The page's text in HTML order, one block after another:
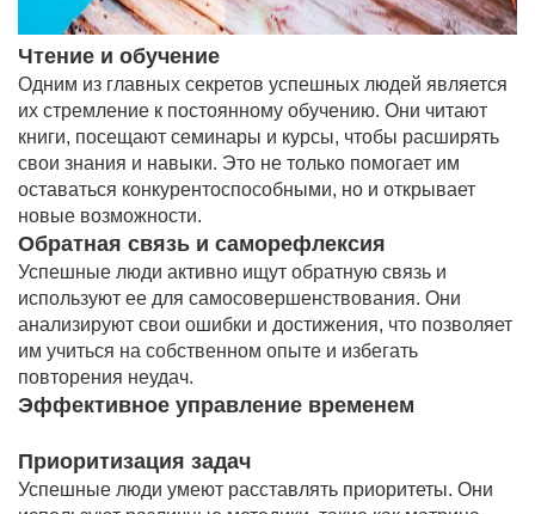
Чтение и обучение
Одним из главных секретов успешных людей является
их стремление к постоянному обучению. Они читают
книги, посещают семинары и курсы, чтобы расширять
свои знания и навыки. Это не только помогает им
оставаться конкурентоспособными, но и открывает
новые возможности.
Обратная связь и саморефлексия
Успешные люди активно ищут обратную связь и
используют ее для самосовершенствования. Они
анализируют свои ошибки и достижения, что позволяет
им учиться на собственном опыте и избегать
повторения неудач.
Эффективное управление временем
Приоритизация задач
Успешные люди умеют расставлять приоритеты. Они